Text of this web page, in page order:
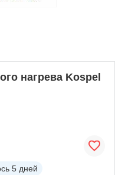
нагрева Kospel
5 дней